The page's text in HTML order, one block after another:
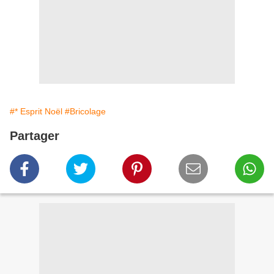
#* Esprit Noël #Bricolage
Partager